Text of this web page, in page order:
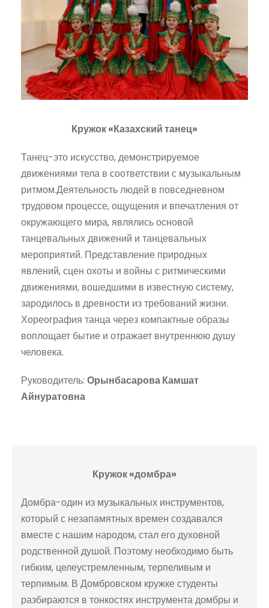
Кружок «Казахский танец»
Танец-это искусство, демонстрируемое
движениями тела в соответствии с музыкальным
ритмом.Деятельность людей в повседневном
трудовом процессе, ощущения и впечатления от
окружающего мира, являлись основой
танцевальных движений и танцевальных
мероприятий. Представление природных
явлений, сцен охоты и войны с ритмическими
движениями, вошедшими в известную систему,
зародилось в древности из требований жизни.
Хореография танца через компактные образы
воплощает бытие и отражает внутреннюю душу
человека.
Руководитель: Орынбасарова Камшат
Айнуратовна
Кружок «домбра»
Домбра-один из музыкальных инструментов,
который с незапамятных времен создавался
вместе с нашим народом, стал его духовной
родственной душой. Поэтому необходимо быть
гибким, целеустремленным, терпеливым и
терпимым. В Домбровском кружке студенты
разбираются в тонкостях инструмента домбры и